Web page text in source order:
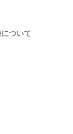
ついて